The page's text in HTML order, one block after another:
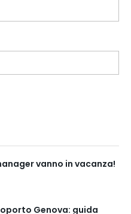
vanno in vacanza!
Genova: guida